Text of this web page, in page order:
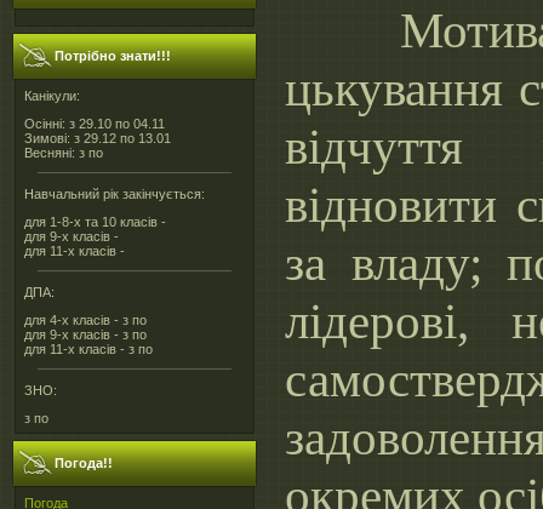
Потрібно знати!!!
Канікули:
Осінні: з 29.10 по 04.11
Зимові: з 29.12 по 13.01
Весняні: з по
Навчальний рік закінчується:
для 1-8-х та 10 класів -
для 9-х класів -
для 11-х класів -
ДПА:
для 4-х класів - з по
для 9-х класів - з по
для 11-х класів - з по
ЗНО:
з по
Погода!!
Погода
цькування
відчуття
відновити
за владу;
лідерові,
окремих